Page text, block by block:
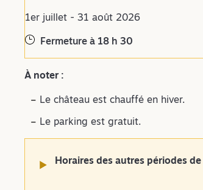
1er juillet - 31 août 2026
Fermeture à 18 h 30
À noter :
Le château est chauffé en hiver.
Le parking est gratuit.
Horaires des autres périodes